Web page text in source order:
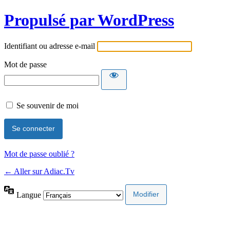
Propulsé par WordPress
Identifiant ou adresse e-mail
Mot de passe
Se souvenir de moi
Mot de passe oublié ?
← Aller sur Adiac.Tv
Langue